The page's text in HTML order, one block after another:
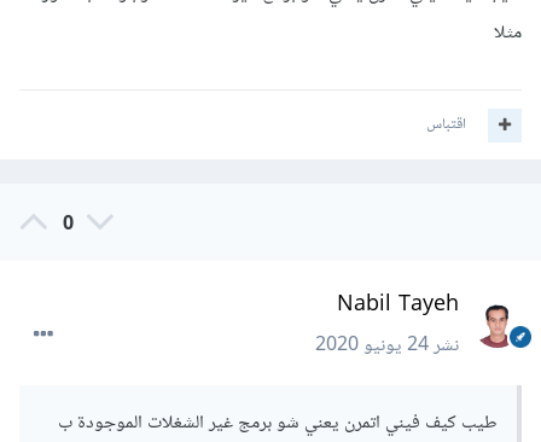
مثلا
اقتباس
0
Nabil Tayeh
نشر24 يونيو 2020
طيب كيف فيني اتمرن يعني شو برمج غير الشغلات الموجودة ب